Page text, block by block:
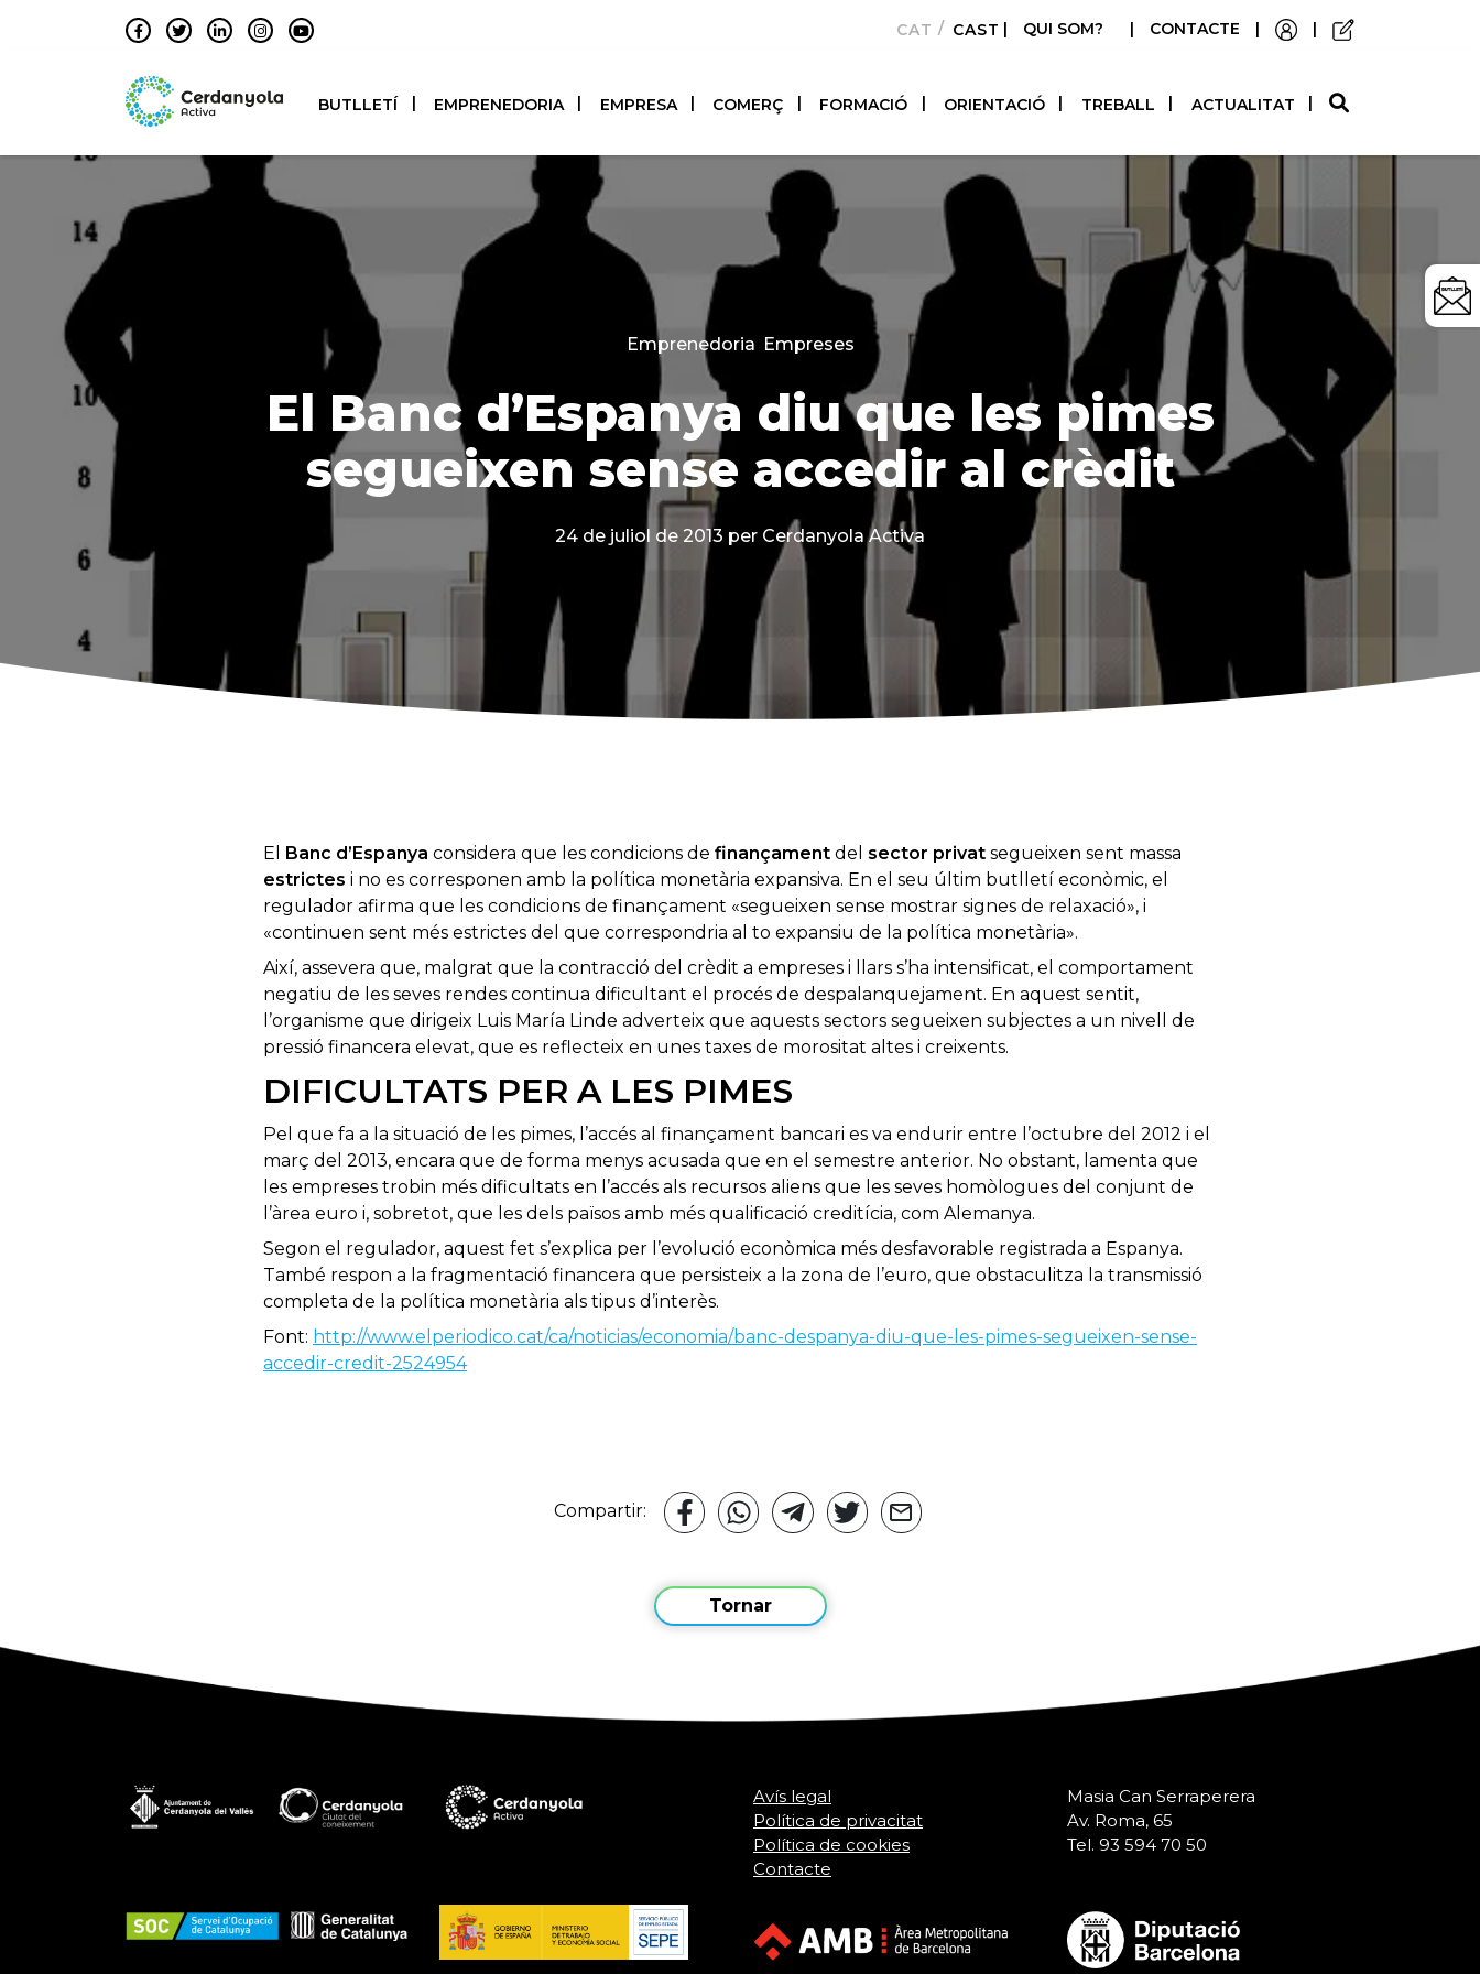
CATALÀCASTELLANO
| QUI SOM? | CONTACTE | |
BUTLLETÍ EMPRENEDORIA EMPRESA COMERÇ FORMACIÓ ORIENTACIÓ TREBALL ACTUALITAT
Categories
Emprenedoria Empreses
El Banc d’Espanya diu que les pimes
segueixen sense accedir al crèdit
24 de juliol de 2013 per Cerdanyola Activa
El Banc d’Espanya considera que les condicions de finançament del sector privat segueixen sent massa
estrictes i no es corresponen amb la política monetària expansiva. En el seu últim butlletí econòmic, el
regulador afirma que les condicions de finançament «segueixen sense mostrar signes de relaxació», i
«continuen sent més estrictes del que correspondria al to expansiu de la política monetària».
Així, assevera que, malgrat que la contracció del crèdit a empreses i llars s’ha intensificat, el comportament
negatiu de les seves rendes continua dificultant el procés de despalanquejament. En aquest sentit,
l’organisme que dirigeix Luis María Linde adverteix que aquests sectors segueixen subjectes a un nivell de
pressió financera elevat, que es reflecteix en unes taxes de morositat altes i creixents.
DIFICULTATS PER A LES PIMES
Pel que fa a la situació de les pimes, l’accés al finançament bancari es va endurir entre l’octubre del 2012 i el
març del 2013, encara que de forma menys acusada que en el semestre anterior. No obstant, lamenta que
les empreses trobin més dificultats en l’accés als recursos aliens que les seves homòlogues del conjunt de
l’àrea euro i, sobretot, que les dels països amb més qualificació creditícia, com Alemanya.
Segon el regulador, aquest fet s’explica per l’evolució econòmica més desfavorable registrada a Espanya.
També respon a la fragmentació financera que persisteix a la zona de l’euro, que obstaculitza la transmissió
completa de la política monetària als tipus d’interès.
Font: http://www.elperiodico.cat/ca/noticias/economia/banc-despanya-diu-que-les-pimes-segueixen-sense-
accedir-credit-2524954
Compartir:
Tornar
Avís legal
Política de privacitat
Política de cookies
Contacte
Masia Can Serraperera
Av. Roma, 65
Tel. 93 594 70 50